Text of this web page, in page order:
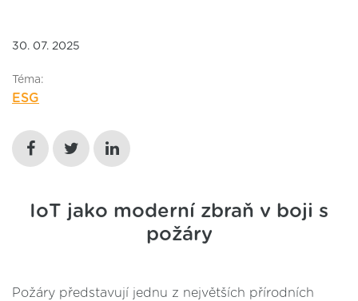
30. 07. 2025
Téma:
ESG
IoT jako moderní zbraň v boji s
požáry
Požáry představují jednu z největších přírodních